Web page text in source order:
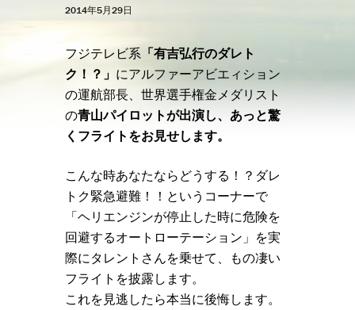
2014年5月29日
フジテレビ系 「有吉弘行のダレト
ク！？」 にアルファーアビエィション
の運航部長、世界選手権金メダリスト
の青山パイロットが出演し、あっと驚
くフライトをお見せします。
こんな時あなたならどうする！？ダレ
トク緊急避難！！というコーナーで
「ヘリエンジンが停止した時に危険を
回避するオートローテーション」を実
際にタレントさんを乗せて、もの凄い
フライトを披露します。
これを見逃したら本当に後悔します。